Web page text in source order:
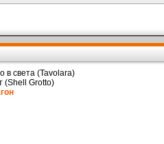
в света (Tavolara)
(Shell Grotto)